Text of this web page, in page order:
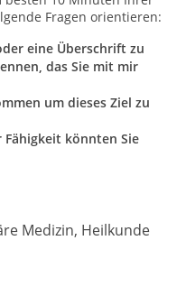
Fragen orientieren:
eine Überschrift zu
das Sie mit mir
um dieses Ziel zu
Fähigkeit könnten Sie
Medizin, Heilkunde